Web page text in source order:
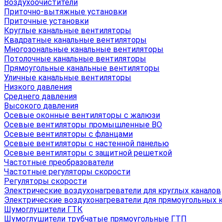
Воздухоочистители
Приточно-вытяжные установки
Приточные установки
Круглые канальные вентиляторы
Квадратные канальные вентиляторы
Многозональные канальные вентиляторы
Потолочные канальные вентиляторы
Прямоугольные канальные вентиляторы
Уличные канальные вентиляторы
Низкого давления
Среднего давления
Высокого давления
Осевые оконные вентиляторы с жалюзи
Осевые вентиляторы промышленные ВО
Осевые вентиляторы с фланцами
Осевые вентиляторы с настенной панелью
Осевые вентиляторы с защитной решеткой
Частотные преобразователи
Частотные регуляторы скорости
Регуляторы скорости
Электрические воздухонагреватели для круглых каналов
Электрические воздухонагреватели для прямоугольных
Шумоглушители ГТК
Шумоглушители трубчатые прямоугольные ГТП